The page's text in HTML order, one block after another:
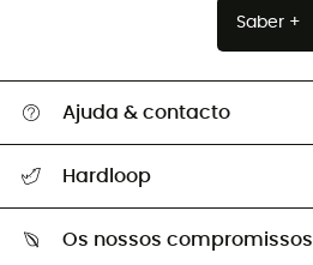
Saber +
Ajuda & contacto
Devoluções e reembolsos
Guia de tamanhos
Hardloop
Os nossos compromissos